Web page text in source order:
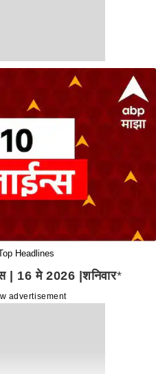
Headlines
| 16 मे 2026 |शनिवार*
advertisement